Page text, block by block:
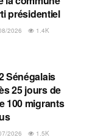
présidentiel
2026 1.4K
Sénégalais
25 jours de
100 migrants
2026 1.5K